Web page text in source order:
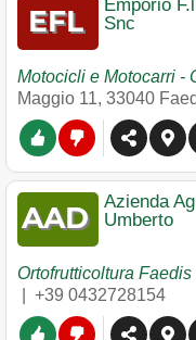
Emporio
Snc
Motocicli e Motocarri -
Maggio 11, 33040
Azienda
Umberto
Ortofrutticoltura Faedis
+39 0432728154